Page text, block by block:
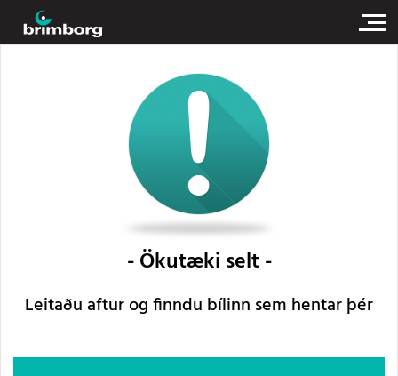
Ökutæki selt
Leitaðu aftur og finndu bílinn sem hentar þér